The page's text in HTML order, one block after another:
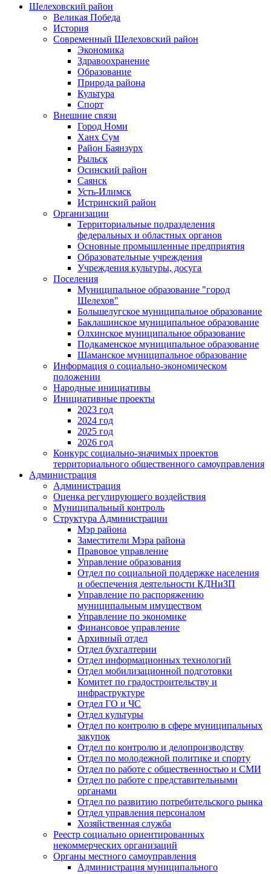
Шелеховский район
Великая Победа
История
Современный Шелеховский район
Экономика
Здравоохранение
Образование
Природа района
Культура
Спорт
Внешние связи
Город Номи
Ханх Сум
Район Баянзурх
Рыльск
Осинский район
Саянск
Усть-Илимск
Истринский район
Организации
Территориальные подразделения
федеральных и областных органов
Основные промышленные предприятия
Образовательные учреждения
Учреждения культуры, досуга
Поселения
Муниципальное образование "город
Шелехов"
Большелугское муниципальное образование
Баклашинское муниципальное образование
Олхинское муниципальное образование
Подкаменское муниципальное образование
Шаманское муниципальное образование
Информация о социально-экономическом
положении
Народные инициативы
Инициативные проекты
2023 год
2024 год
2025 год
2026 год
Конкурс социально-значимых проектов
территориального общественного самоуправления
Администрация
Администрация
Оценка регулирующего воздействия
Муниципальный контроль
Структура Администрации
Мэр района
Заместители Мэра района
Правовое управление
Управление образования
Отдел по социальной поддержке населения
и обеспечения деятельности КДНиЗП
Управление по распоряжению
муниципальным имуществом
Управление по экономике
Финансовое управление
Архивный отдел
Отдел бухгалтерии
Отдел информационных технологий
Отдел мобилизационной подготовки
Комитет по градостроительству и
инфраструктуре
Отдел ГО и ЧС
Отдел культуры
Отдел по контролю в сфере муниципальных
закупок
Отдел по контролю и делопроизводству
Отдел по молодежной политике и спорту
Отдел по работе с общественностью и СМИ
Отдел по работе с представительными
органами
Отдел по развитию потребительского рынка
Отдел управления персоналом
Хозяйственная служба
Реестр социально ориентированных
некоммерческих организаций
Органы местного самоуправления
Администрация муниципального